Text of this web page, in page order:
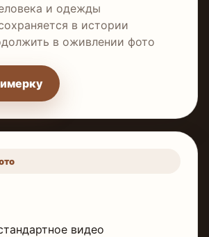
и одежды
в истории
в оживлении фото
видео